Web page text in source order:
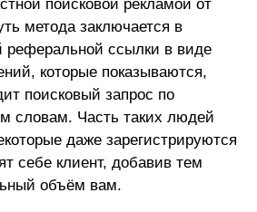
метода заключается в
ссылки в виде
которые показываются,
поисковый запрос по
словам. Часть таких людей
даже зарегистрируются
себе клиент, добавив тем
объём вам.